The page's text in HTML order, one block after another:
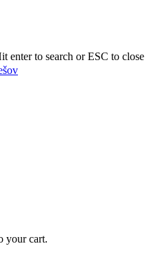
enter to search or ESC to close
your cart.